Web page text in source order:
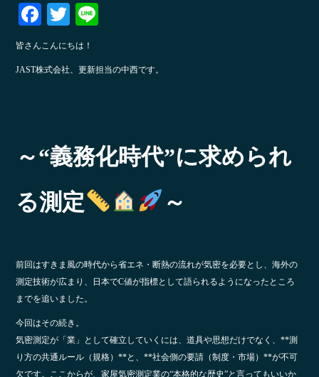
Fa
ce
bo
ok
T
wi
tte
r
皆さんこんにちは！
JAST株式会社、更新担当の中西です。
～“義務化時代”に求められ
る測定
～
前回はすきま風の時代から省エネ・断熱の流れが気密を必要とし、海外の
測定技術が広まり、日本でC値が指標として語られるようになったところ
までを追いました。
今回はその続き。
気密測定が「業」として確立していくには、道具や思想だけでなく、**測
り方の共通ルール（規格）**と、**社会側の要請（制度・市場）**が不可
欠です。ここからが、家屋気密測定業の“本格的な歴史”と言ってもいいか